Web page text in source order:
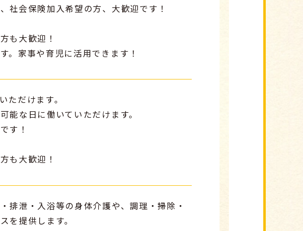
社会保険加入希望の方、大歓迎です！
も大歓迎！
。家事や育児に活用できます！
ただけます。
能な日に働いていただけます。
す！
も大歓迎！
排泄・入浴等の身体介護や、調理・掃除・
を提供します。